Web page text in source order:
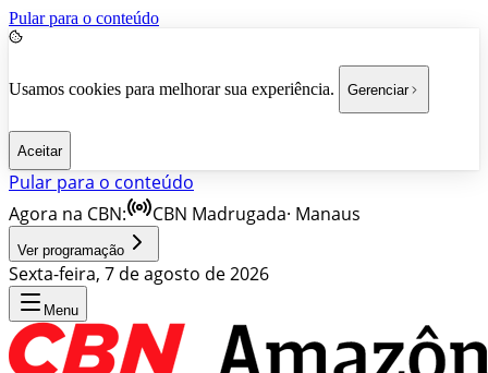
Pular para o conteúdo
Usamos cookies para melhorar sua experiência. Gerenciar
Aceitar
Pular para o conteúdo
Agora na CBN:
CBN Madrugada· Manaus
Ver programação
Sexta-feira, 7 de agosto de 2026
Menu